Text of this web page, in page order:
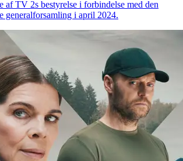
af TV 2s bestyrelse i forbindelse med den
generalforsamling i april 2024.